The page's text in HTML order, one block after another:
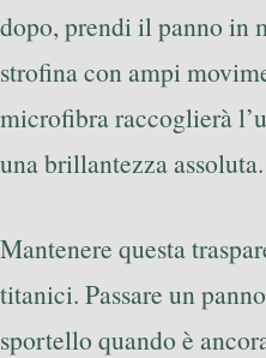
dopo, prendi il panno in
strofina con ampi
microfibra raccoglierà
una brillantezza assoluta.
Mantenere questa
titanici. Passare un
sportello quando è